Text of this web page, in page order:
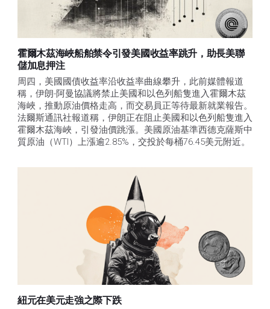
霍爾木茲海峽船舶禁令引發美國收益率跳升，助長美聯
儲加息押注
周四，美國國債收益率沿收益率曲線攀升，此前媒體報道
稱，伊朗-阿曼協議將禁止美國和以色列船隻進入霍爾木茲
海峽，推動原油價格走高，而交易員正等待最新就業報告。
法爾斯通訊社報道稱，伊朗正在阻止美國和以色列船隻進入
霍爾木茲海峽，引發油價跳漲。美國原油基準西德克薩斯中
質原油（WTI）上漲逾2.85%，交投於每桶76.45美元附近。
紐元在美元走強之際下跌